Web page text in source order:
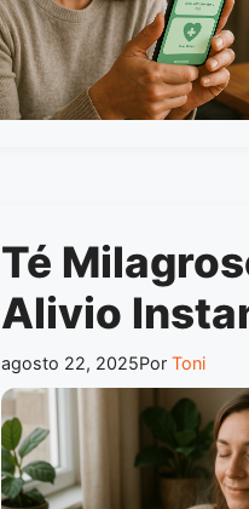
Té
Alivio
agosto 22, 2025PorToni